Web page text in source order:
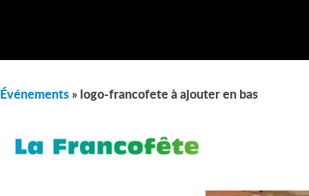
Événements » logo-francofete à ajouter en bas